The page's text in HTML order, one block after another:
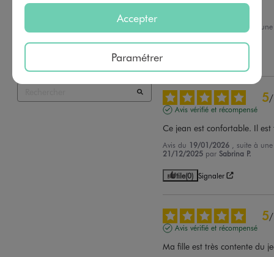
2étoiles
0
1
Trier les avis
Je recommande ce produit
, suite à
10/02/2026 parJeannette C.
5/
Avis vérifié et récompensé
Ce jean est confortable. Il
Avis du 19/01/2026
, suite à
21/12/2025 par Sabrina P.
Utile(0) Signaler
5/
Avis vérifié et récompensé
Ma fille est très contente du
Accepter
Paramétrer